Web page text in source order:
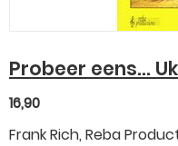
Probeer eens...
16,90
Frank Rich, Reba